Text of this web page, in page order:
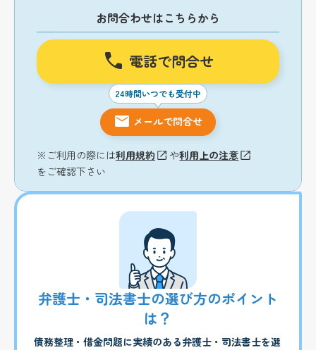
お問合わせはこちらから
電話で問合せ
24時間いつでも受付中
メールで問合せ
※ご利用の際には利用規約 や利用上の注意
をご確認下さい
弁護士・司法書士の選び方のポイント
は？
債務整理・借金問題に実績のある弁護士・司法書士を選